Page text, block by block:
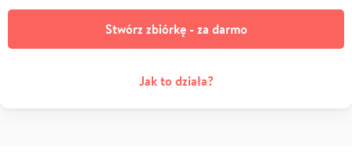
Stwórz zbiórkę - za darmo
Jak to działa?